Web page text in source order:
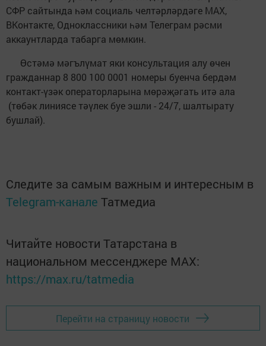
СФР сайтында һәм социаль челтәрләрдәге MAX,
ВКонтакте, Одноклассники һәм Телеграм рәсми
аккаунтларда табарга мөмкин.
Өстәмә мәгълүмат яки консультация алу өчен
гражданнар 8 800 100 0001 номеры буенча бердәм
контакт-үзәк операторларына мөрәҗәгать итә ала
(төбәк линиясе тәүлек буе эшли - 24/7, шалтырату
бушлай).
Следите за самым важным и интересным в
Telegram-канале Татмедиа
Читайте новости Татарстана в
национальном мессенджере MАХ:
https://max.ru/tatmedia
Перейти на страницу новости